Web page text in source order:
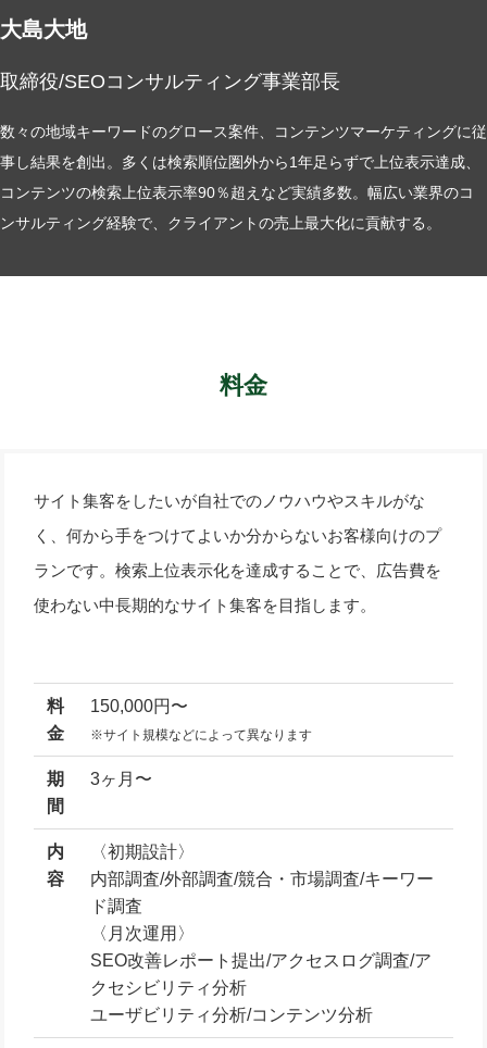
大島大地
取締役/SEOコンサルティング事業部長
数々の地域キーワードのグロース案件、コンテンツマーケティングに従
事し結果を創出。多くは検索順位圏外から1年足らずで上位表示達成、
コンテンツの検索上位表示率90％超えなど実績多数。幅広い業界のコ
ンサルティング経験で、クライアントの売上最大化に貢献する。
料金
サイト集客をしたいが自社でのノウハウやスキルがな
く、何から手をつけてよいか分からないお客様向けのプ
ランです。検索上位表示化を達成することで、広告費を
使わない中長期的なサイト集客を目指します。
料
金
150,000円〜
※サイト規模などによって異なります
期
間
3ヶ月〜
内
容
〈初期設計〉
内部調査/外部調査/競合・市場調査/キーワー
ド調査
〈月次運用〉
SEO改善レポート提出/アクセスログ調査/ア
クセシビリティ分析
ユーザビリティ分析/コンテンツ分析